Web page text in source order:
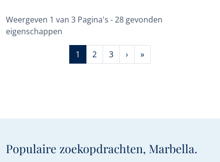
Weergeven 1 van 3 Pagina's - 28 gevonden
eigenschappen
1 2 3 › »
Populaire zoekopdrachten, Marbella.